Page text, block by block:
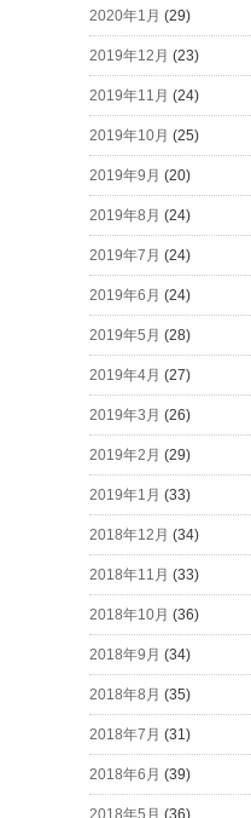
2020年1月 (29)
2019年12月 (23)
2019年11月 (24)
2019年10月 (25)
2019年9月 (20)
2019年8月 (24)
2019年7月 (24)
2019年6月 (24)
2019年5月 (28)
2019年4月 (27)
2019年3月 (26)
2019年2月 (29)
2019年1月 (33)
2018年12月 (34)
2018年11月 (33)
2018年10月 (36)
2018年9月 (34)
2018年8月 (35)
2018年7月 (31)
2018年6月 (39)
2018年5月 (36)